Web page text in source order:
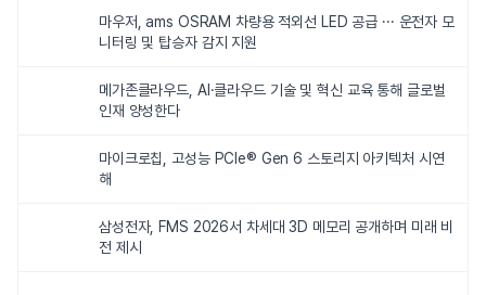
마우저, ams OSRAM 차량용 적외선 LED 공급 ··· 운전자 모
니터링 및 탑승자 감지 지원
메가존클라우드, AI·클라우드 기술 및 혁신 교육 통해 글로벌
인재 양성한다
마이크로칩, 고성능 PCIe® Gen 6 스토리지 아키텍처 시연
해
삼성전자, FMS 2026서 차세대 3D 메모리 공개하며 미래 비
전 제시